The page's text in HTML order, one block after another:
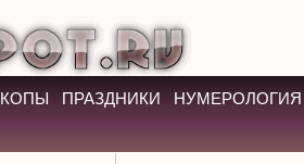
ПРАЗДНИКИ НУМЕРОЛОГИЯ